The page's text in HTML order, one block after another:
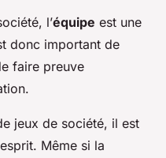
l’équipe est une
donc important de
faire preuve
jeux de société, il est
Même si la